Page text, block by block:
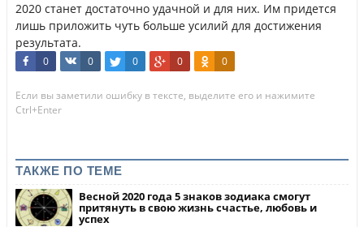
2020 станет достаточно удачной и для них. Им придется
лишь приложить чуть больше усилий для достижения
результата.
0 0 0 0 0
Если вы заметили ошибку в тексте, выделите его и нажимите
Ctrl+Enter
ТАКЖЕ ПО ТЕМЕ
Весной 2020 года 5 знаков зодиака смогут
притянуть в свою жизнь счастье, любовь и
успех